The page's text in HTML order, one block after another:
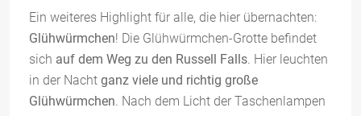
Ein weiteres Highlight für alle, die hier übernachten:
Glühwürmchen! Die Glühwürmchen-Grotte befindet
sich auf dem Weg zu den Russell Falls . Hier leuchten
in der Nacht ganz viele und richtig große
Glühwürmchen . Nach dem Licht der Taschenlampen